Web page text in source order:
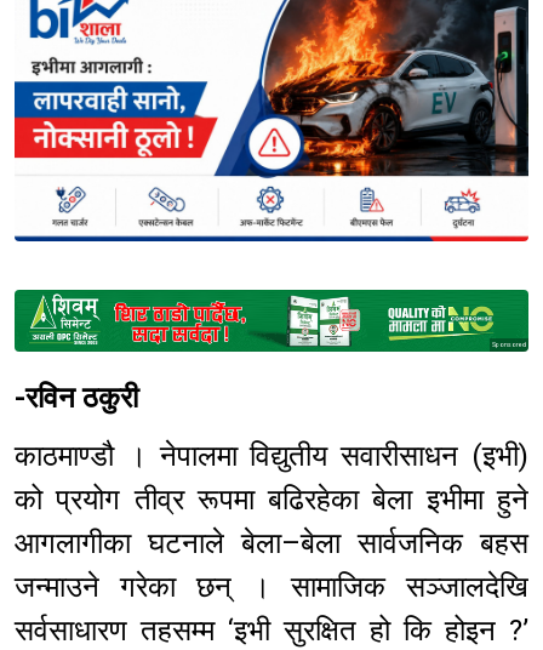
Sponsored
-रविन ठकुरी
काठमाण्डौ । नेपालमा विद्युतीय सवारीसाधन (इभी)
को प्रयोग तीव्र रूपमा बढिरहेका बेला इभीमा हुने
आगलागीका घटनाले बेला–बेला सार्वजनिक बहस
जन्माउने गरेका छन् । सामाजिक सञ्जालदेखि
सर्वसाधारण तहसम्म ‘इभी सुरक्षित हो कि होइन ?’